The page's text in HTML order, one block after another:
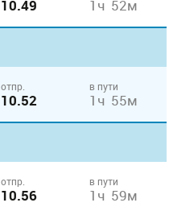
10.49 1ч 52м
отпр.
10.52
в пути
1ч 55м
отпр.
10.56
в пути
1ч 59м